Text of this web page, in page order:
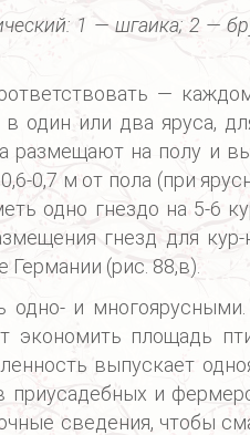
1 — шгаика; 2 —
—
один или два яруса,
размещают на полу и
0,7 м от пола (при
одно гнездо на 5-6
гнезд для
(рис. 88,в).
и
экономить площадь
выпускает
и
сведения, чтобы